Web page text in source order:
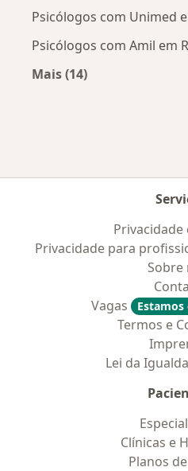
Psicólogos com Unimed
Psicólogos com Amil em
Mais (14)
Privacidade
Privacidade para
Sobre
Vagas
Termos e
Lei da
Clínicas e
Planos